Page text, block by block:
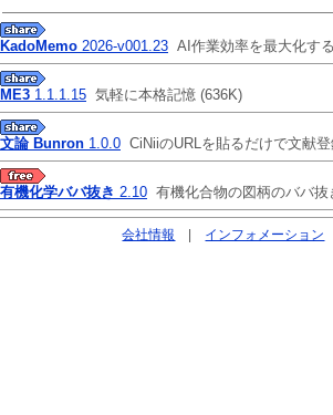
KadoMemo 2026-v001.23 AI作業効率を最大化す
ME3 1.1.1.15 気軽に本格記憶 (636K)
文論 Bunron 1.0.0 CiNiiのURLを貼るだけで文献
有機化学ババ抜き 2.10 有機化合物の図柄のババ抜
会社情報 | インフォメーション